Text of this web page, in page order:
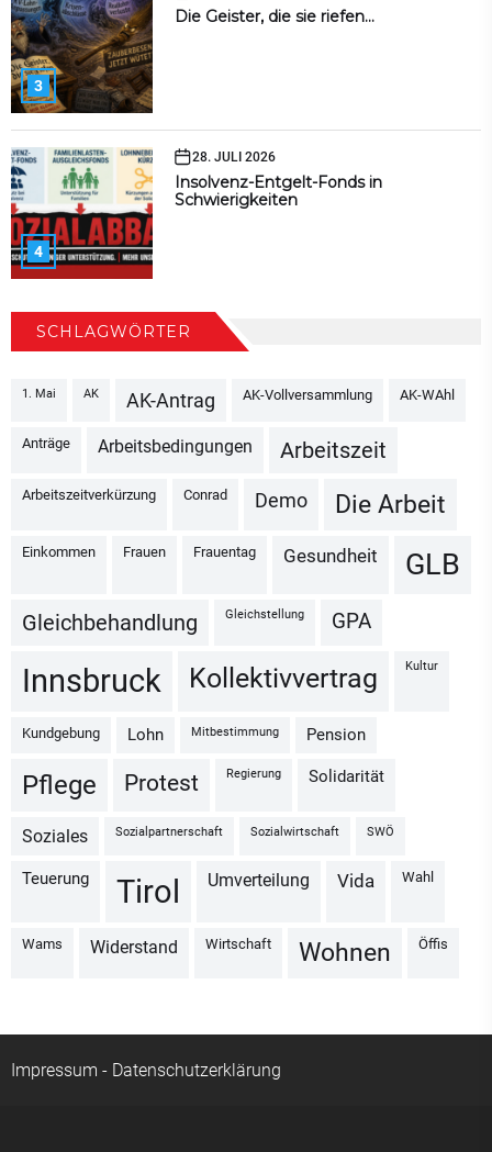
3
Die Geister, die sie riefen…
4
28. JULI 2026
Insolvenz-Entgelt-Fonds in
Schwierigkeiten
SCHLAGWÖRTER
1. Mai AK AK-Antrag AK-Vollversammlung AK-WAhl
Anträge Arbeitsbedingungen Arbeitszeit
Arbeitszeitverkürzung Conrad Demo Die Arbeit
Einkommen Frauen Frauentag Gesundheit GLB
Gleichbehandlung Gleichstellung GPA
Innsbruck Kollektivvertrag Kultur
Kundgebung Lohn Mitbestimmung Pension
Pflege Protest Regierung Solidarität
Soziales Sozialpartnerschaft Sozialwirtschaft SWÖ
Teuerung Tirol Umverteilung vida Wahl
Wams Widerstand Wirtschaft Wohnen Öffis
Impressum - Datenschutzerklärung